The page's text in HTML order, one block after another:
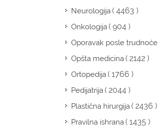
Neurologija( 4463 )
Onkologija( 904 )
Oporavak posle trudnoće
Opšta medicina( 2142 )
Ortopedija( 1766 )
Pedijatrija( 2044 )
Plastična hirurgija( 2436 )
Pravilna ishrana( 1435 )